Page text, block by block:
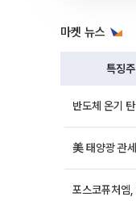
마켓 뉴스
특징주